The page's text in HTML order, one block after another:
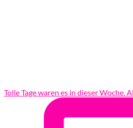
Tolle Tage waren es in dieser Woche.